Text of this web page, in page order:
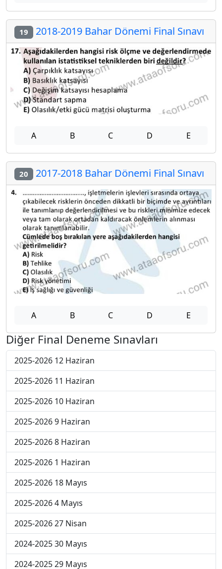
19 2018-2019 Bahar Dönemi Final Sınavı
A B C D E
20 2017-2018 Bahar Dönemi Final Sınavı
A B C D E
Diğer Final Deneme Sınavları
2025-2026 12 Haziran
2025-2026 11 Haziran
2025-2026 10 Haziran
2025-2026 9 Haziran
2025-2026 8 Haziran
2025-2026 1 Haziran
2025-2026 18 Mayıs
2025-2026 4 Mayıs
2025-2026 27 Nisan
2024-2025 30 Mayıs
2024-2025 29 Mayıs